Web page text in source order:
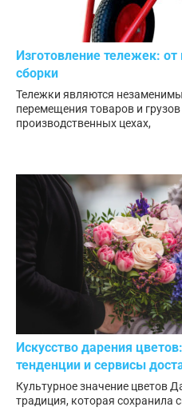
Изготовление тележек:
сборки
Тележки являются
перемещения товаров и
производственных цехах,
Искусство дарения
тенденции и сервисы
Культурное значение цветов
традиция, которая сохранила